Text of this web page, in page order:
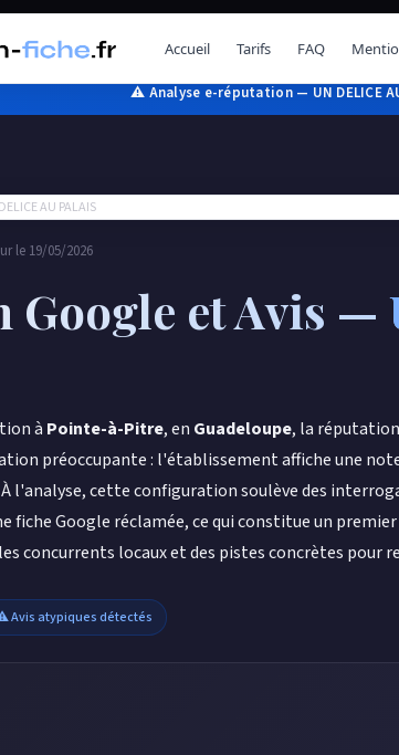
Accueil Tarifs FAQ
⚠ Analyse e-réputation — UN DELICE
AU PALAIS
le 19/05/2026
Google et Avis —
à Pointe-à-Pitre, en Guadeloupe, la
préoccupante : l'établissement affiche une
À l'analyse, cette configuration soulève des
fiche Google réclamée, ce qui constitue un
concurrents locaux et des pistes concrètes pour
Avis atypiques détectés